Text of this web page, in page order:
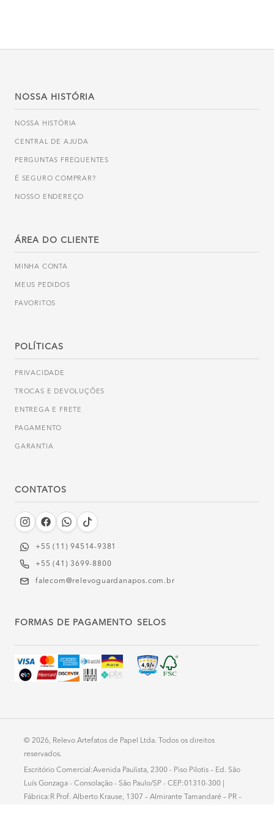
NOSSA HISTÓRIA
NOSSA HISTÓRIA
CENTRAL DE AJUDA
PERGUNTAS FREQUENTES
É SEGURO COMPRAR?
NOSSO ENDEREÇO
ÁREA DO CLIENTE
MINHA CONTA
MEUS PEDIDOS
FAVORITOS
POLÍTICAS
PRIVACIDADE
TROCAS E DEVOLUÇÕES
ENTREGA E FRETE
PAGAMENTO
GARANTIA
CONTATOS
+55 (11) 94514-9381‬
+55 (41) 3699-8800
falecom@relevoguardanapos.com.br
FORMAS DE PAGAMENTO SELOS
© 2026, Relevo Artefatos de Papel Ltda. Todos os direitos
reservados.
Escritório Comercial:Avenida Paulista, 2300 - Piso Pilotis – Ed. São
Luís Gonzaga - Consolação - São Paulo/SP - CEP:01310-300 |
Fábrica:R Prof. Alberto Krause, 1307 – Almirante Tamandaré – PR –